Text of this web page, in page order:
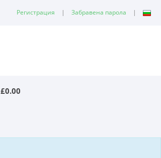
Регистрация | Забравена парола |
£0.00